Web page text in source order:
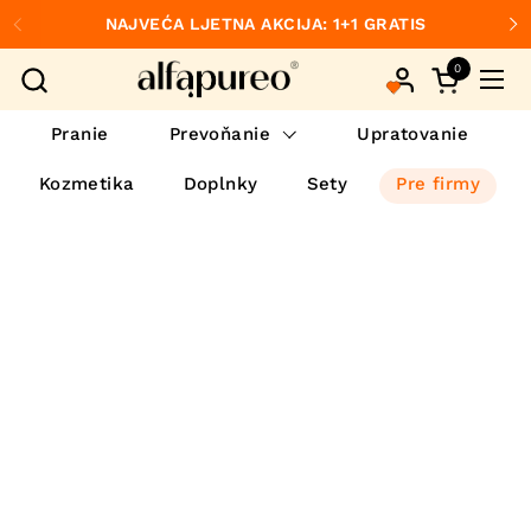
Preskočiť na obsah
Predchádzajúce
NAJVEĆA LJETNA AKCIJA: 1+1 GRATIS
Otvorte
0
Pranie Prevoňanie Upratovanie
Kozmetika Doplnky Sety Pre firmy